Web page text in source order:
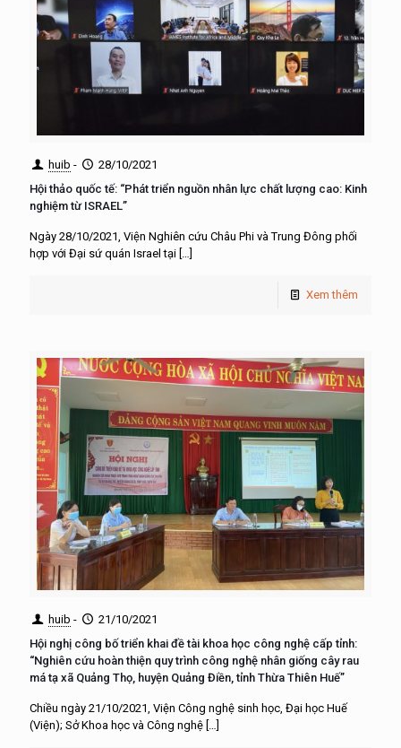
huib -
28/10/2021
Hội thảo quốc tế: “Phát triển nguồn nhân lực chất lượng cao: Kinh
nghiệm từ ISRAEL”
Ngày 28/10/2021, Viện Nghiên cứu Châu Phi và Trung Đông phối
hợp với Đại sứ quán Israel tại […]
Xem thêm
huib -
21/10/2021
Hội nghị công bố triển khai đề tài khoa học công nghệ cấp tỉnh:
“Nghiên cứu hoàn thiện quy trình công nghệ nhân giống cây rau
má tạ xã Quảng Thọ, huyện Quảng Điền, tỉnh Thừa Thiên Huế”
Chiều ngày 21/10/2021, Viện Công nghệ sinh học, Đại học Huế
(Viện); Sở Khoa học và Công nghệ […]